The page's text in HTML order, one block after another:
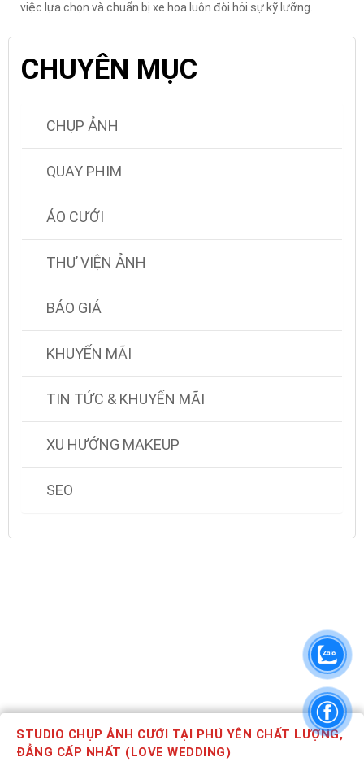
việc lựa chọn và chuẩn bị xe hoa luôn đòi hỏi sự kỹ lưỡng.
CHUYÊN MỤC
CHỤP ẢNH
QUAY PHIM
ÁO CƯỚI
THƯ VIỆN ẢNH
BÁO GIÁ
KHUYẾN MÃI
TIN TỨC & KHUYẾN MÃI
XU HƯỚNG MAKEUP
SEO
STUDIO CHỤP ẢNH CƯỚI TẠI PHÚ YÊN CHẤT LƯỢNG,
ĐẲNG CẤP NHẤT (LOVE WEDDING)